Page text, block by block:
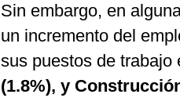
Sin embargo, en
un incremento del
sus puestos de trabajo
(1.8%), y